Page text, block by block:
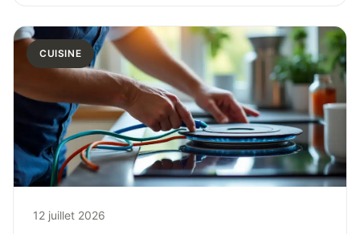
CUISINE
12 juillet 2026